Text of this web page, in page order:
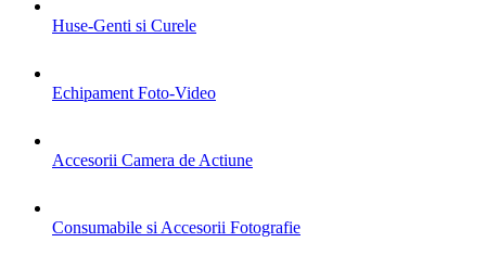
Huse-Genti si Curele
Echipament Foto-Video
Accesorii Camera de Actiune
Consumabile si Accesorii Fotografie